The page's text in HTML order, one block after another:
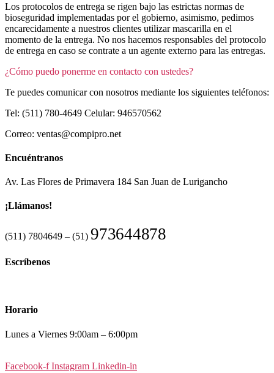
Los protocolos de entrega se rigen bajo las estrictas normas de
bioseguridad implementadas por el gobierno, asimismo, pedimos
encarecidamente a nuestros clientes utilizar mascarilla en el
momento de la entrega. No nos hacemos responsables del protocolo
de entrega en caso se contrate a un agente externo para las entregas.
¿Cómo puedo ponerme en contacto con ustedes?
Te puedes comunicar con nosotros mediante los siguientes teléfonos:
Tel: (511) 780-4649 Celular: 946570562
Correo: ventas@compipro.net
Encuéntranos
Av. Las Flores de Primavera 184 San Juan de Lurigancho
¡Llámanos!
(511) 7804649 – (51) 973644878
Escríbenos
Horario
Lunes a Viernes 9:00am – 6:00pm
Facebook-f Instagram Linkedin-in